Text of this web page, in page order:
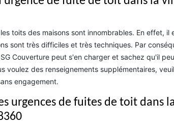
toits des maisons sont innombrables. En effet,
sont très difficiles et très techniques. Par
Couverture peut s'en charger et sachez qu'il
voulez des renseignements supplémentaires,
engagement.
urgences de fuites de toit dans